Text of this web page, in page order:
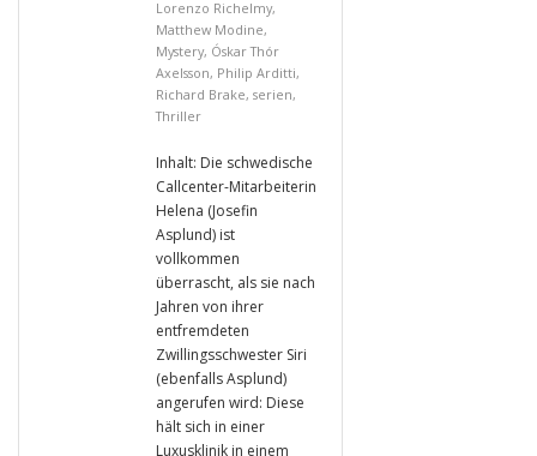
Lorenzo Richelmy,
Matthew Modine,
Mystery, Óskar Thór
Axelsson, Philip Arditti,
Richard Brake, serien,
Thriller
Inhalt: Die schwedische
Callcenter-Mitarbeiterin
Helena (Josefin
Asplund) ist
vollkommen
überrascht, als sie nach
Jahren von ihrer
entfremdeten
Zwillingsschwester Siri
(ebenfalls Asplund)
angerufen wird: Diese
hält sich in einer
Luxusklinik in einem